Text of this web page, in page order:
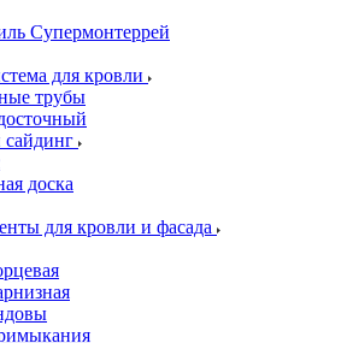
Супермонтеррей
для кровли
трубы
доска
для кровли и фасада